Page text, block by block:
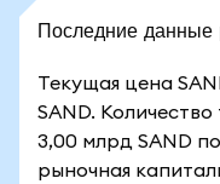
Последние
Текущая цена
SAND.
3,00 млрд SAND
рыночная